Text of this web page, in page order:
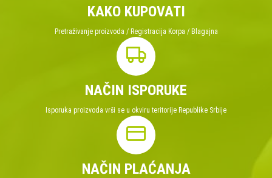
KAKO KUPOVATI
Pretraživanje proizvoda / Registracija Korpa / Blagajna
NAČIN ISPORUKE
Isporuka proizvoda vrši se u okviru teritorije Republike Srbije
NAČIN PLAĆANJA